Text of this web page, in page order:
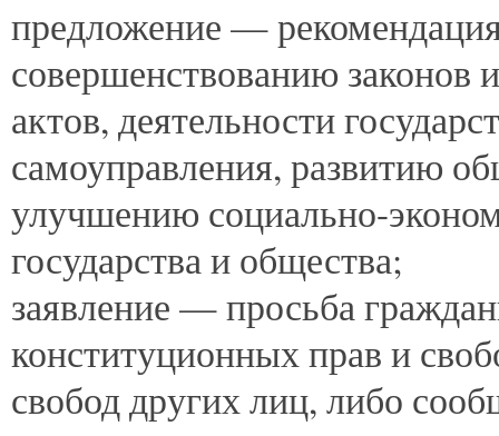
предложение —
совершенствованию
актов, деятельности
самоуправления, развитию
улучшению социально-
государства и общества;
заявление — просьба
конституционных прав и
свобод других лиц, либо